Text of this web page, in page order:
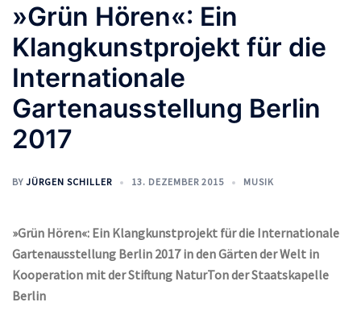
»Grün Hören«: Ein
Klangkunstprojekt für die
Internationale
Gartenausstellung Berlin
2017
BY JÜRGEN SCHILLER 13. DEZEMBER 2015 MUSIK
»Grün Hören«: Ein Klangkunstprojekt für die Internationale
Gartenausstellung Berlin 2017 in den Gärten der Welt in
Kooperation mit der Stiftung NaturTon der Staatskapelle
Berlin